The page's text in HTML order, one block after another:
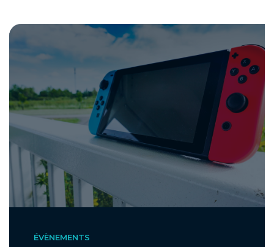
ÉVÈNEMENTS